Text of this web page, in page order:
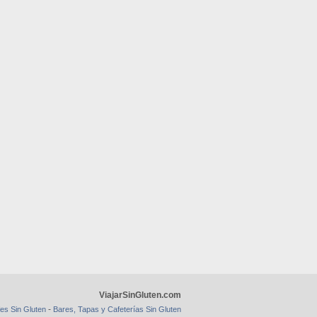
ViajarSinGluten.com
Sin Gluten - Bares, Tapas y Cafeterías Sin Gluten